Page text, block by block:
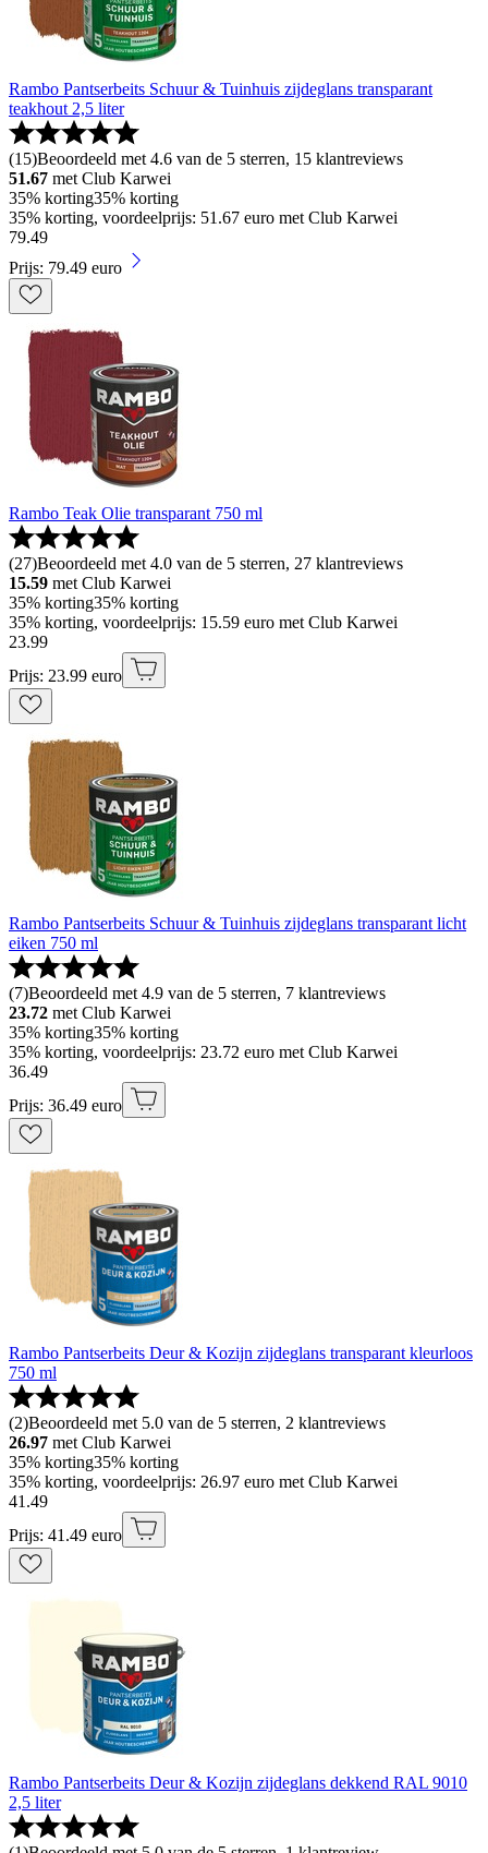
Rambo Pantserbeits Schuur & Tuinhuis zijdeglans transparant
teakhout 2,5 liter
(15)Beoordeeld met 4.6 van de 5 sterren, 15 klantreviews
51.67 met Club Karwei
35% korting35% korting
35% korting, voordeelprijs: 51.67 euro met Club Karwei
79.49
Prijs: 79.49 euro
Rambo Teak Olie transparant 750 ml
(27)Beoordeeld met 4.0 van de 5 sterren, 27 klantreviews
15.59 met Club Karwei
35% korting35% korting
35% korting, voordeelprijs: 15.59 euro met Club Karwei
23.99
Prijs: 23.99 euro
Rambo Pantserbeits Schuur & Tuinhuis zijdeglans transparant licht
eiken 750 ml
(7)Beoordeeld met 4.9 van de 5 sterren, 7 klantreviews
23.72 met Club Karwei
35% korting35% korting
35% korting, voordeelprijs: 23.72 euro met Club Karwei
36.49
Prijs: 36.49 euro
Rambo Pantserbeits Deur & Kozijn zijdeglans transparant kleurloos
750 ml
(2)Beoordeeld met 5.0 van de 5 sterren, 2 klantreviews
26.97 met Club Karwei
35% korting35% korting
35% korting, voordeelprijs: 26.97 euro met Club Karwei
41 .49
Prijs: 41.49 euro
Rambo Pantserbeits Deur & Kozijn zijdeglans dekkend RAL 9010
2,5 liter